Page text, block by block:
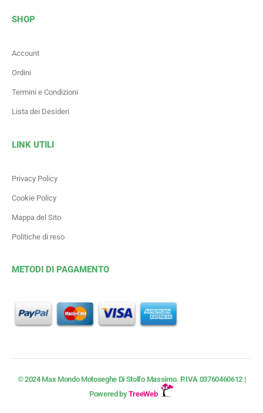
SHOP
Account
Ordini
Termini e Condizioni
Lista dei Desideri
LINK UTILI
Privacy Policy
Cookie Policy
Mappa del Sito
Politiche di reso
METODI DI PAGAMENTO
© 2024 Max Mondo Motoseghe Di Stolfo Massimo. P.IVA03760460612 |
Powered byTreeWeb